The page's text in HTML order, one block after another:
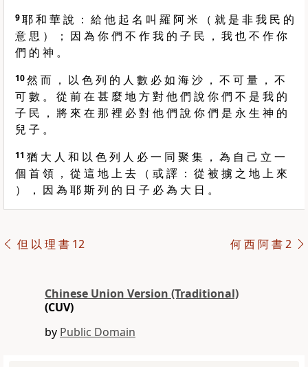
9耶 和 華 說 ： 給 他 起 名 叫 羅 阿 米 （ 就 是 非 我 民 的
意 思 ） ； 因 為 你 們 不 作 我 的 子 民 ， 我 也 不 作 你
們 的 神 。
10然 而 ， 以 色 列 的 人 數 必 如 海 沙 ， 不 可 量 ， 不
可 數 。 從 前 在 甚 麼 地 方 對 他 們 說 你 們 不 是 我 的
子 民 ， 將 來 在 那 裡 必 對 他 們 說 你 們 是 永 生 神 的
兒 子 。
11 猶 大 人 和 以 色 列 人 必 一 同 聚 集 ， 為 自 己 立 一
個 首 領 ， 從 這 地 上 去 （ 或 譯 ： 從 被 擄 之 地 上 來
） ， 因 為 耶 斯 列 的 日 子 必 為 大 日 。
但 以 理 書 12 何 西 阿 書 2
Chinese Union Version (Traditional)
(CUV)
by Public Domain